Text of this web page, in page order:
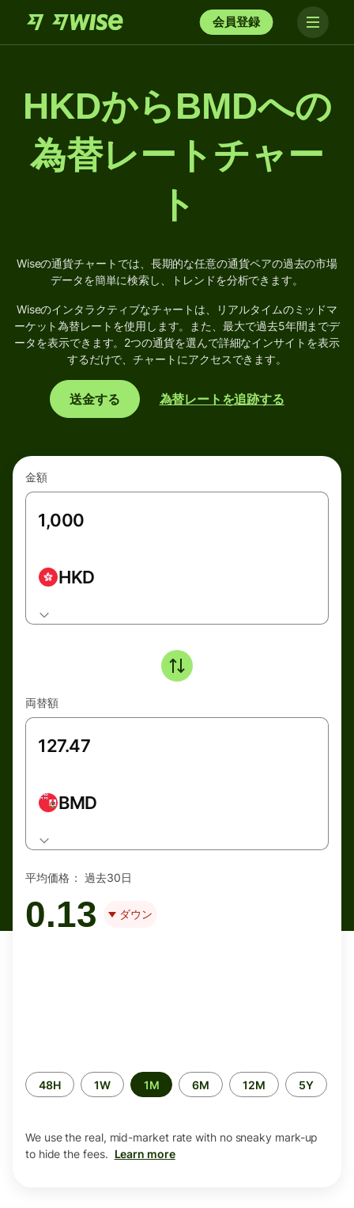
会員登録
HKDからBMDへの
為替レートチャー
ト
Wiseの通貨チャートでは、長期的な任意の通貨ペアの過去の市場
データを簡単に検索し、トレンドを分析できます。
Wiseのインタラクティブなチャートは、リアルタイムのミッドマ
ーケット為替レートを使用します。また、最大で過去5年間までデ
ータを表示できます。2つの通貨を選んで詳細なインサイトを表示
するだけで、チャートにアクセスできます。
送金する 為替レートを追跡する
金額
HKD
両替額
BMD
平均価格： 過去30日
0.13 ダウン
Time
period
48H 1W 1M 6M 12M 5Y
We use the real, mid-market rate with no sneaky mark-up
to hide the fees. Learn more